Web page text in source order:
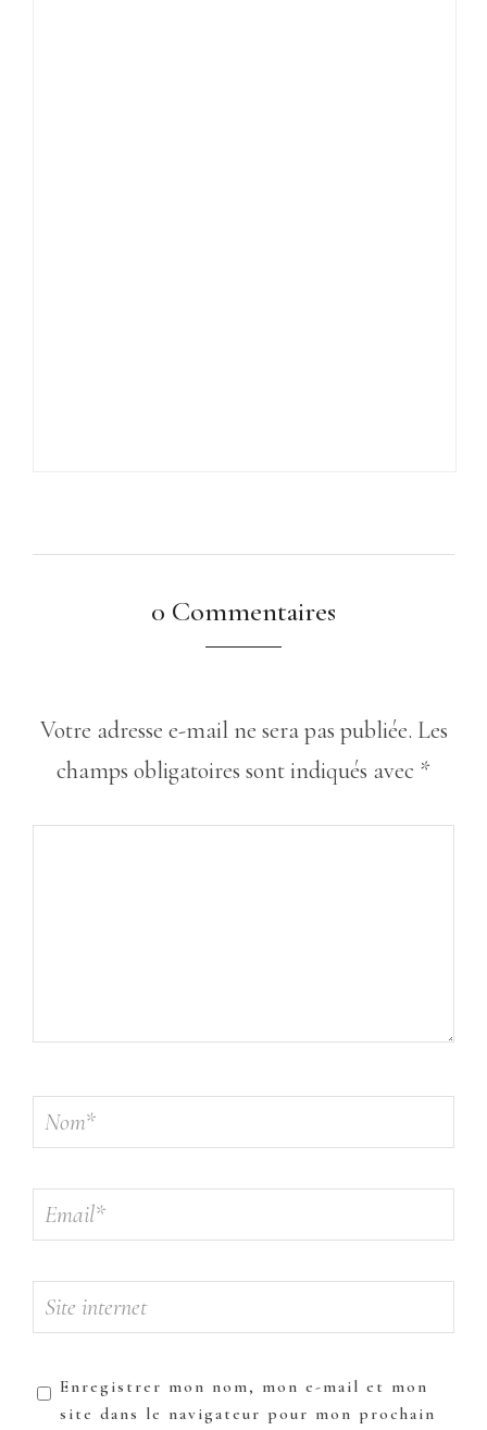
0 Commentaires
Votre adresse e-mail ne sera pas publiée. Les
champs obligatoires sont indiqués avec *
Enregistrer mon nom, mon e-mail et mon
site dans le navigateur pour mon prochain